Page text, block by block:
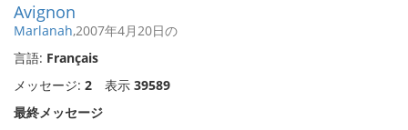
Avignon
Marlanah,2007年4月20日の
言語: Français
メッセージ: 2 表示 39589
最終メッセージ